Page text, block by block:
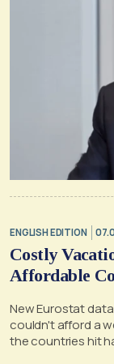
ENGLISH EDITION
Costly
Affordable
New Eurostat
couldn't afford a
the countries hit